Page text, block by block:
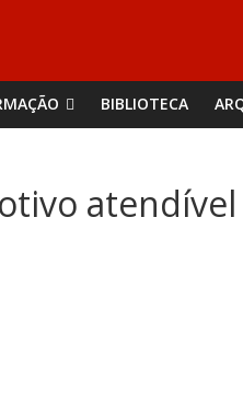
BIBLIOTECA
atendível